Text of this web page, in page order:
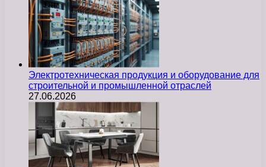
Электротехническая продукция и оборудование для
строительной и промышленной отраслей
27.06.2026